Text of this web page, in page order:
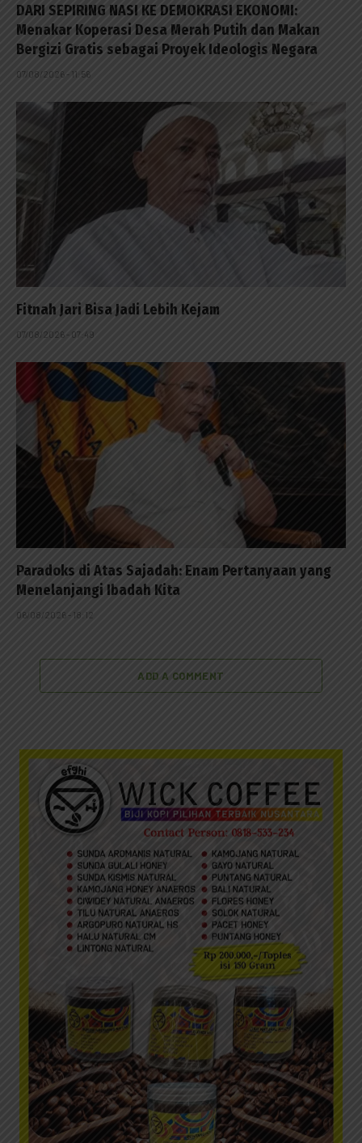
DARI SEPIRING NASI KE DEMOKRASI EKONOMI:
Menakar Koperasi Desa Merah Putih dan Makan
Bergizi Gratis sebagai Proyek Ideologis Negara
07/08/2026 - 11:56
Fitnah Jari Bisa Jadi Lebih Kejam
07/08/2026 - 07:49
Paradoks di Atas Sajadah: Enam Pertanyaan yang
Menelanjangi Ibadah Kita
06/08/2026 - 18:12
ADD A COMMENT